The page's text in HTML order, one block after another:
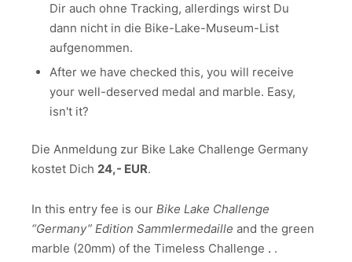
Dir auch ohne Tracking, allerdings wirst Du
dann nicht in die Bike-Lake-Museum-List
aufgenommen.
After we have checked this, you will receive
your well-deserved medal and marble. Easy,
isn't it?
Die Anmeldung zur Bike Lake Challenge Germany
kostet Dich 24,- EUR.
In this entry fee is our Bike Lake Challenge
“Germany” Edition Sammlermedaille and the green
marble (20mm) of the Timeless Challenge . .